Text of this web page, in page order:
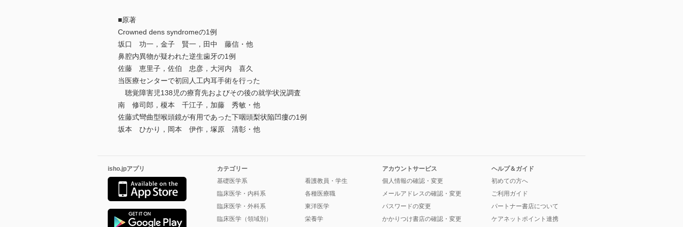
■原著
Crowned dens syndromeの1例
坂口 功一，金子 賢一，田中 藤信・他
鼻腔内異物が疑われた逆生歯牙の1例
佐藤 恵里子，佐伯 忠彦，大河内 喜久
当医療センターで初回人工内耳手術を行った
聴覚障害児138児の療育先およびその後の就学状況調査
南 修司郎，榎本 千江子，加藤 秀敏・他
佐藤式彎曲型喉頭鏡が有用であった下咽頭梨状陥凹瘻の1例
坂本 ひかり，岡本 伊作，塚原 清彰・他
isho.jpアプリ
カテゴリー
基礎医学系
臨床医学・内科系
臨床医学・外科系
臨床医学（領域別）
看護教員・学生
各種医療職
東洋医学
栄養学
アカウントサービス
個人情報の確認・変更
メールアドレスの確認・変更
パスワードの変更
かかりつけ書店の確認・変更
ヘルプ＆ガイド
初めての方へ
ご利用ガイド
パートナー書店について
ケアネットポイント連携